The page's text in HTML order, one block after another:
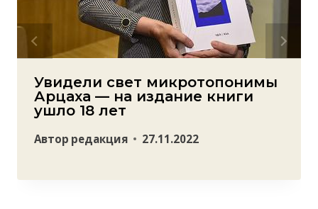
Увидели свет микротопонимы
Арцаха — на издание книги
ушло 18 лет
Автор редакция 27.11.2022